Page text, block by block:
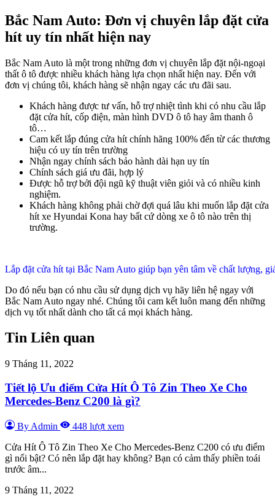
Bắc Nam Auto: Đơn vị chuyên lắp đặt cửa
hít uy tín nhất hiện nay
Bắc Nam Auto là một trong những đơn vị chuyên lắp đặt nội-ngoại
thất ô tô được nhiều khách hàng lựa chọn nhất hiện nay. Đến với
đơn vị chúng tôi, khách hàng sẽ nhận ngay các ưu đãi sau.
Khách hàng được tư vấn, hỗ trợ nhiệt tình khi có nhu cầu lắp
đặt cửa hít, cốp điện, màn hình DVD ô tô hay âm thanh ô
tô…
Cam kết lắp đúng cửa hít chính hãng 100% đến từ các thương
hiệu có uy tín trên trường
Nhận ngay chính sách bảo hành dài hạn uy tín
Chính sách giá ưu đãi, hợp lý
Được hỗ trợ bởi đội ngũ kỹ thuật viên giỏi và có nhiều kinh
nghiệm.
Khách hàng không phải chờ đợi quá lâu khi muốn lắp đặt cửa
hít xe Hyundai Kona hay bất cứ dòng xe ô tô nào trên thị
trường.
Lắp đặt cửa hít tại Bắc Nam Auto giúp bạn yên tâm về chất lượng,
Do đó nếu bạn có nhu cầu sử dụng dịch vụ hãy liên hệ ngay với
Bắc Nam Auto ngay nhé. Chúng tôi cam kết luôn mang đến những
dịch vụ tốt nhất dành cho tất cả mọi khách hàng.
Tin Liên quan
9 Tháng 11, 2022
Tiết lộ Ưu điểm Cửa Hít Ô Tô Zin Theo Xe Cho
Mercedes-Benz C200 là gì?
By Admin
448 lượt xem
Cửa Hít Ô Tô Zin Theo Xe Cho Mercedes-Benz C200 có ưu điểm
gì nổi bật? Có nên lắp đặt hay không? Bạn có cảm thấy phiền toái
trước âm...
9 Tháng 11, 2022